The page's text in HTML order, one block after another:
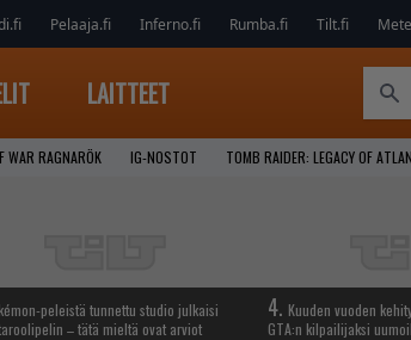
Pelaaja.fi Inferno.fi Rumba.fi Tilt.fi
LAITTEET
WAR RAGNARÖK IG-NOSTOT TOMB RAIDER: LEGACY OF
peleistä tunnettu studio julkaisi
– tätä mieltä ovat arviot
4. Kuuden vuoden
GTA:n kilpailijaksi